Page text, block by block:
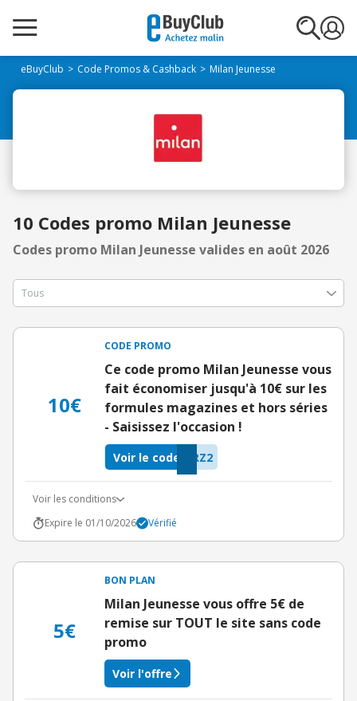
eBuyClub Code Promos & Cashback Milan Jeunesse
10 Codes promo Milan Jeunesse
Codes promo Milan Jeunesse valides en août 2026
10€
CODE PROMO
Ce code promo Milan Jeunesse vous
fait économiser jusqu'à 10€ sur les
formules magazines et hors séries
- Saisissez l'occasion !
RZ2
Voir le code
Voir les conditions
Expire le 01/10/2026
Vérifié
5€
BON PLAN
Milan Jeunesse vous offre 5€ de
remise sur TOUT le site sans code
promo
Voir l'offre